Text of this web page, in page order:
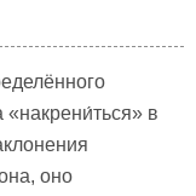
«накрени́ться» в
оно